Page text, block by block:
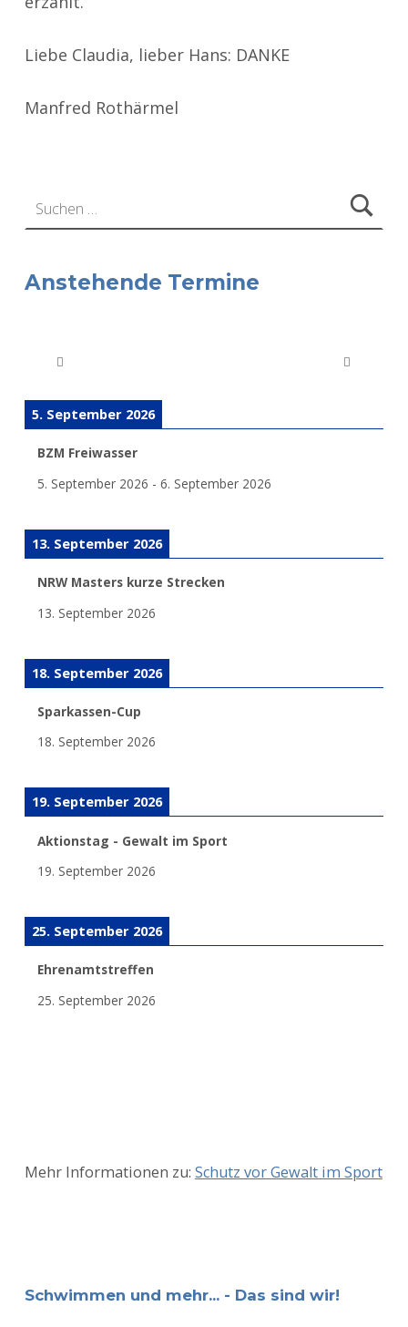
Liebe Claudia, lieber Hans: DANKE
Manfred Rothärmel
Anstehende Termine
5. September 2026
BZM Freiwasser
5. September 2026 - 6. September 2026
13. September 2026
NRW Masters kurze Strecken
13. September 2026
18. September 2026
Sparkassen-Cup
18. September 2026
19. September 2026
Aktionstag - Gewalt im Sport
19. September 2026
25. September 2026
Ehrenamtstreffen
25. September 2026
Mehr Informationen zu: Schutz vor Gewalt im Sport
Schwimmen und mehr... - Das sind wir!